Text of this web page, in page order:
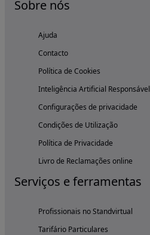
Sobre nós
Ajuda
Contacto
Política de Cookies
Inteligência Artificial Responsável
Configurações de privacidade
Condições de Utilização
Política de Privacidade
Livro de Reclamações online
Serviços e ferramentas
Profissionais no Standvirtual
Tarifário Particulares